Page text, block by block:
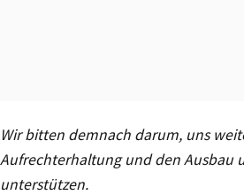
Wir bitten demnach darum, uns
Aufrechterhaltung und den Ausbau
unterstützen.